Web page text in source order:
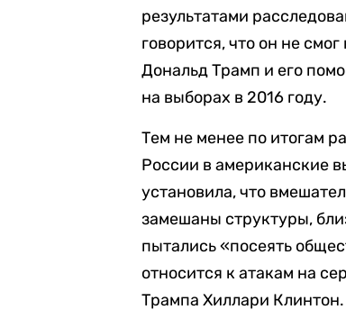
результатами
говорится, что он не
Дональд Трамп и его
на выборах в 2016 году.
Тем не менее по итогам
России в американские
установила, что
замешаны структуры,
пытались «посеять
относится к атакам на
Трампа Хиллари Клинтон.